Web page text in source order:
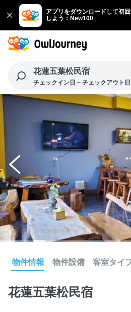
アプリをダウンロードして初
しよう：New100
花蓮五葉松民宿
チェックイン日 ~ チェックアウト日
物件情報 物件設備 客室タイ
花蓮五葉松民宿